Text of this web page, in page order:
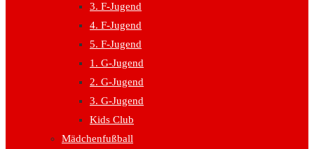
3. F-Jugend
4. F-Jugend
5. F-Jugend
1. G-Jugend
2. G-Jugend
3. G-Jugend
Kids Club
Mädchenfußball